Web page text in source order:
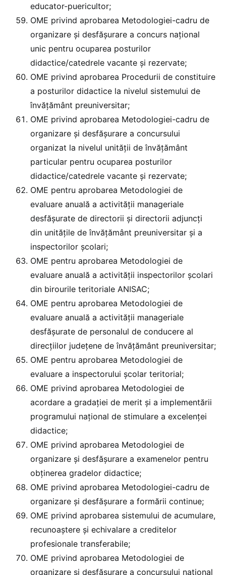
educator-puericultor;
OME privind aprobarea Metodologiei-cadru de
organizare și desfășurare a concurs național
unic pentru ocuparea posturilor
didactice/catedrele vacante şi rezervate;
OME privind aprobarea Procedurii de constituire
a posturilor didactice la nivelul sistemului de
învățământ preuniversitar;
OME privind aprobarea Metodologiei-cadru de
organizare și desfășurare a concursului
organizat la nivelul unităţii de învăţământ
particular pentru ocuparea posturilor
didactice/catedrele vacante şi rezervate;
OME pentru aprobarea Metodologiei de
evaluare anuală a activităţii manageriale
desfăşurate de directorii şi directorii adjuncţi
din unităţile de învăţământ preuniversitar şi a
inspectorilor şcolari;
OME pentru aprobarea Metodologiei de
evaluare anuală a activității inspectorilor școlari
din birourile teritoriale ANISAC;
OME pentru aprobarea Metodologiei de
evaluare anuală a activităţii manageriale
desfăşurate de personalul de conducere al
direcțiilor județene de învățământ preuniversitar;
OME pentru aprobarea Metodologiei de
evaluare a inspectorului școlar teritorial;
OME privind aprobarea Metodologiei de
acordare a gradaţiei de merit şi a implementării
programului naţional de stimulare a excelenţei
didactice;
OME privind aprobarea Metodologiei de
organizare şi desfăşurare a examenelor pentru
obţinerea gradelor didactice;
OME privind aprobarea Metodologiei-cadru de
organizare şi desfăşurare a formării continue;
OME privind aprobarea sistemului de acumulare,
recunoaştere şi echivalare a creditelor
profesionale transferabile;
OME privind aprobarea Metodologiei de
organizare și desfășurare a concursului național